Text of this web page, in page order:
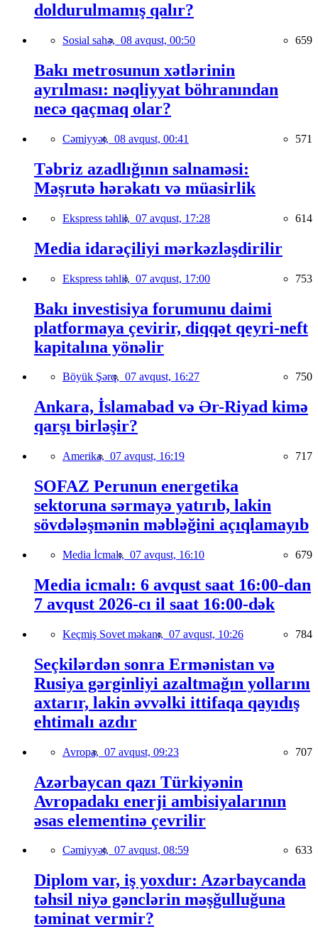
doldurulmamış qalır?
Sosial sahə, 08 avqust, 00:50 659
Bakı metrosunun xətlərinin
ayrılması: nəqliyyat böhranından
necə qaçmaq olar?
Cəmiyyət, 08 avqust, 00:41 571
Təbriz azadlığının salnaməsi:
Məşrutə hərəkatı və müasirlik
Ekspress təhlil, 07 avqust, 17:28 614
Media idarəçiliyi mərkəzləşdirilir
Ekspress təhlil, 07 avqust, 17:00 753
Bakı investisiya forumunu daimi
platformaya çevirir, diqqət qeyri-neft
kapitalına yönəlir
Böyük Şərq, 07 avqust, 16:27 750
Ankara, İslamabad və Ər-Riyad kimə
qarşı birləşir?
Amerika, 07 avqust, 16:19 717
SOFAZ Perunun energetika
sektoruna sərmayə yatırıb, lakin
sövdələşmənin məbləğini açıqlamayıb
Media İcmalı, 07 avqust, 16:10 679
Media icmalı: 6 avqust saat 16:00-dan
7 avqust 2026-cı il saat 16:00-dək
Keçmiş Sovet məkanı, 07 avqust, 10:26 784
Seçkilərdən sonra Ermənistan və
Rusiya gərginliyi azaltmağın yollarını
axtarır, lakin əvvəlki ittifaqa qayıdış
ehtimalı azdır
Avropa, 07 avqust, 09:23 707
Azərbaycan qazı Türkiyənin
Avropadakı enerji ambisiyalarının
əsas elementinə çevrilir
Cəmiyyət, 07 avqust, 08:59 633
Diplom var, iş yoxdur: Azərbaycanda
təhsil niyə gənclərin məşğulluğuna
təminat vermir?